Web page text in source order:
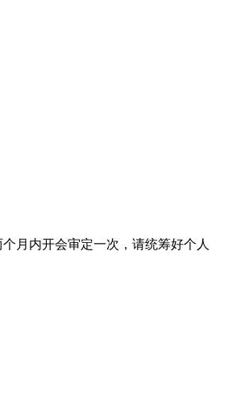
月内开会审定一次，请统筹好个人